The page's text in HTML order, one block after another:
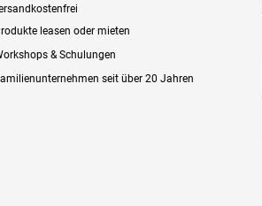
leasen oder mieten
& Schulungen
seit über 20 Jahren